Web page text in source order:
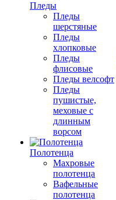
Пледы
Пледы
шерстяные
Пледы
хлопковые
Пледы
флисовые
Пледы велсофт
Пледы
пушистые,
меховые с
длинным
ворсом
Полотенца
Махровые
полотенца
Вафельные
полотенца